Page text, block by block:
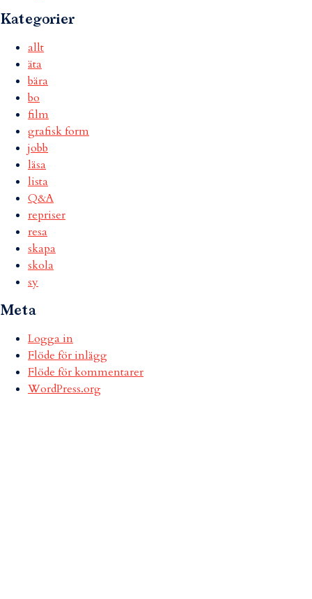
Kategorier
allt
äta
bära
bo
film
grafisk form
jobb
läsa
lista
Q&A
repriser
resa
skapa
skola
sy
Meta
Logga in
Flöde för inlägg
Flöde för kommentarer
WordPress.org